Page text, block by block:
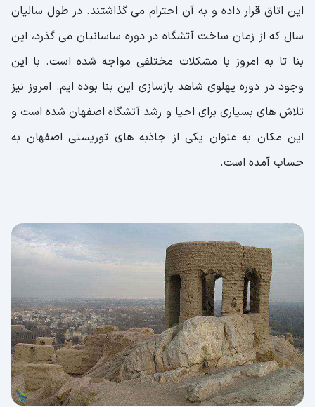
این اتاق قرار داده و به آن احترام می گذاشتند. در طول سالیان
سال که از زمان ساخت آتشگاه در دوره ساسانیان می گذرد، این
بنا تا به امروز با مشکلات مختلفی مواجه شده است. با این
وجود در دوره پهلوی شاهد بازسازی این بنا بوده ایم. امروز نیز
تلاش های بسیاری برای احیا و رشد آتشگاه اصفهان شده است و
این مکان به عنوان یکی از جاذبه های توریستی اصفهان به
حساب آمده است.